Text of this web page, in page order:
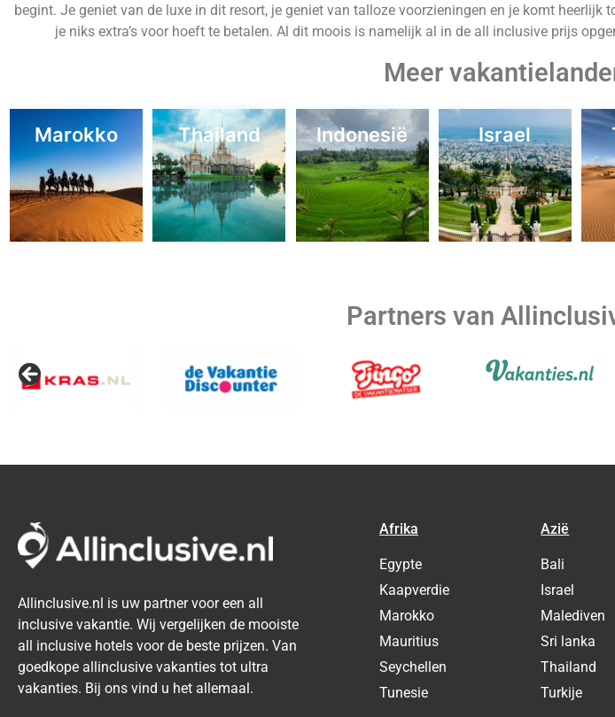
begint. Je geniet van de luxe in dit resort, je geniet van talloze voorzieningen en je komt heerlijk
je niks extra’s voor hoeft te betalen. Al dit moois is namelijk al in de all inclusive prijs
Meer
Marokko Thailand Indonesië Israel
Partners van
Allinclusive.nl is uw partner voor een all
inclusive vakantie. Wij vergelijken de mooiste
all inclusive hotels voor de beste prijzen. Van
goedkope allinclusive vakanties tot ultra
vakanties. Bij ons vind u het allemaal.
Afrika
Egypte
Kaapverdie
Marokko
Mauritius
Seychellen
Tunesie
Azië
Bali
Israel
Malediven
Sri lanka
Thailand
Turkije